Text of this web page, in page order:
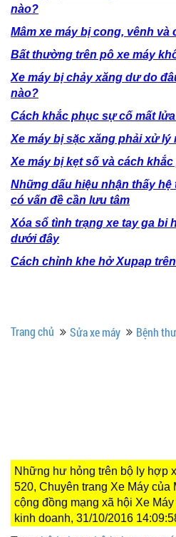
nào?
Mâm xe máy bị cong, vênh và
Bất thường trên pô xe máy
Xe máy bị chảy xăng dư do
nào?
Cách khắc phục sự cố mất
Xe máy bị sặc xăng phải xử lý
Xe máy bị kẹt số và cách
Những dấu hiệu nhận thấy hệ
có vấn đề cần lưu tâm
Xóa sổ tình trạng xe tay ga bi
dưới đây
Cách chỉnh khe hở Xupap
Trang chủ Sửa xe máy Bệnh
Những hư hỏng trên bộ ly hợp
520, Chuyên trang Xe Máy của
cộng đồng mạng xã hội Xe
kinh doanh, 31/10/2016